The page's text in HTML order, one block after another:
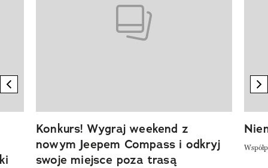
previous element
Konkurs! Wygraj weekend z
nowym Jeepem Compass i odkryj
swoje miejsce poza trasą